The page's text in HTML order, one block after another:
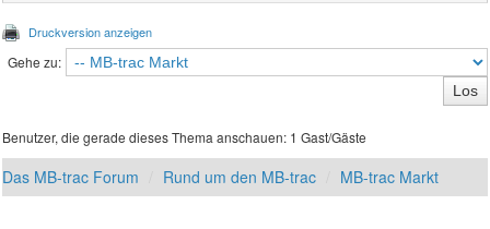
Druckversion anzeigen
Gehe zu:
Benutzer, die gerade dieses Thema anschauen: 1 Gast/Gäste
Das MB-trac Forum Rund um den MB-trac MB-trac Markt